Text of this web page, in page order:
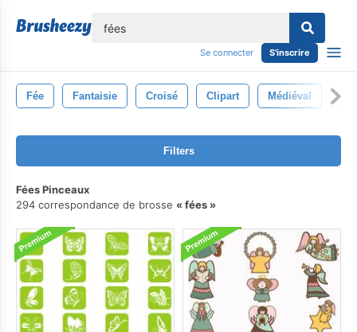
Se connecter S'inscrire
Fée Fantaisie Croisé Clipart Médiéval
Filters
Fées Pinceaux
294 correspondance de brosse
fées